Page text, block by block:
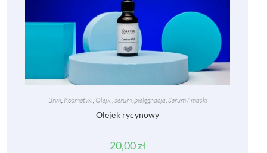
Brwi, Kosmetyki, Olejki, serum, pielęgnacja,Serum / maski
Olejek rycynowy
20,00zł